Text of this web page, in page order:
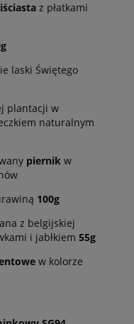
z płatkami
laski Świętego
plantacji w
naturalnym
piernik w
100g
z belgijskiej
i jabłkiem 55g
w kolorze